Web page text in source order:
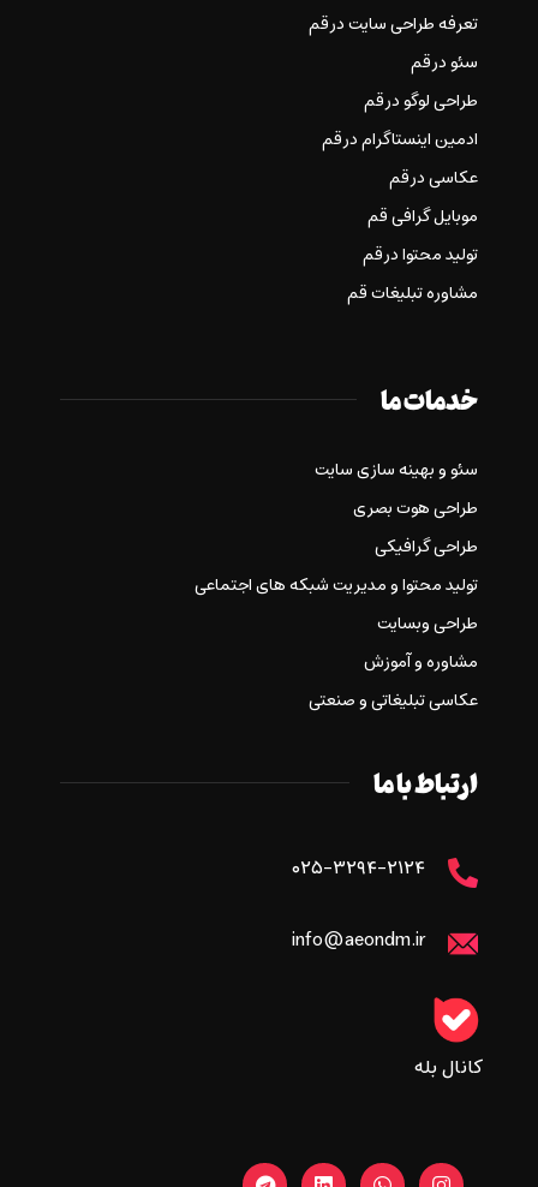
تعرفه طراحی سایت در قم
سئو در قم
طراحی لوگو در قم
ادمین اینستاگرام در قم
عکاسی در قم
موبایل گرافی قم
تولید محتوا در قم
مشاوره تبلیغات قم
خدمات ما
سئو و بهینه سازی سایت
طراحی هوت بصری
طراحی گرافیکی
تولید محتوا و مدیریت شبکه های اجتماعی
طراحی وبسایت
مشاوره و آموزش
عکاسی تبلیغاتی و صنعتی
ارتباط با ما
۰۲۵-۳۲۹۴-۲۱۲۴
info@aeondm.ir
کانال بله